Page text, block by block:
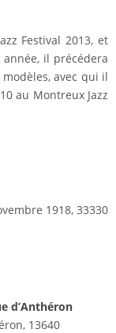
Festival 2013, et
il précédera
avec qui il
au Montreux Jazz
1918, 33330
d’Anthéron
13640